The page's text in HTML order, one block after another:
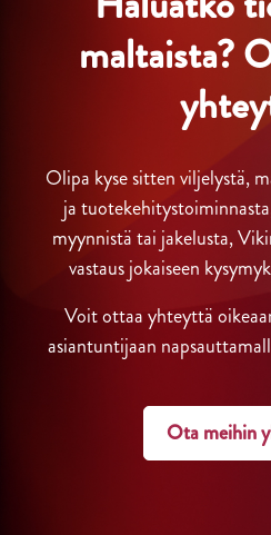
maltaista?
Olipa kyse sitten viljelystä,
ja
myynnistä tai jakelusta,
vastaus jokaiseen
Voit ottaa yhteyttä
asiantuntijaan
Ota meihin